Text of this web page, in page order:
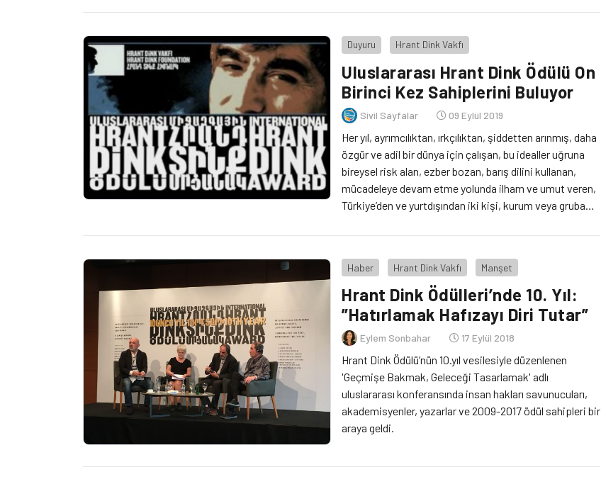
verildi.
Duyuru Hrant Dink Vakfı
Uluslararası Hrant Dink Ödülü On
Birinci Kez Sahiplerini Buluyor
Sivil Sayfalar 09 Eylül 2019
Her yıl, ayrımcılıktan, ırkçılıktan, şiddetten arınmış, daha
özgür ve adil bir dünya için çalışan, bu idealler uğruna
bireysel risk alan, ezber bozan, barış dilini kullanan,
mücadeleye devam etme yolunda ilham ve umut veren,
Türkiye’den ve yurtdışından iki kişi, kurum veya gruba
sahiplerini bulacak.
Haber Hrant Dink Vakfı Manşet
Hrant Dink Ödülleri’nde 10. Yıl:
”Hatırlamak Hafızayı Diri Tutar”
Eylem Sonbahar 17 Eylül 2018
Hrant Dink Ödülü’nün 10.yıl vesilesiyle düzenlenen
'Geçmişe Bakmak, Geleceği Tasarlamak' adlı
uluslararası konferansında insan hakları savunucuları,
akademisyenler, yazarlar ve 2009-2017 ödül sahipleri bir
araya geldi.